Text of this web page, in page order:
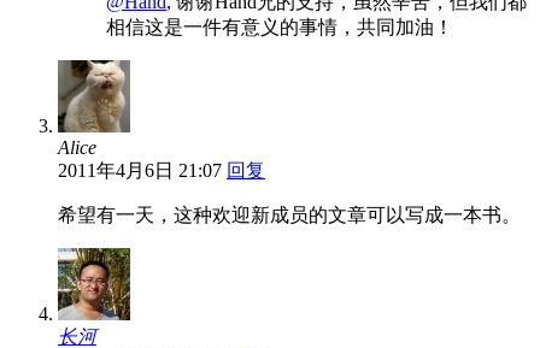
相信这是一件有意义的事情，共同加油！
Alice
2011年4月6日 21:07 回复
希望有一天，这种欢迎新成员的文章可以写成一本书。
长河